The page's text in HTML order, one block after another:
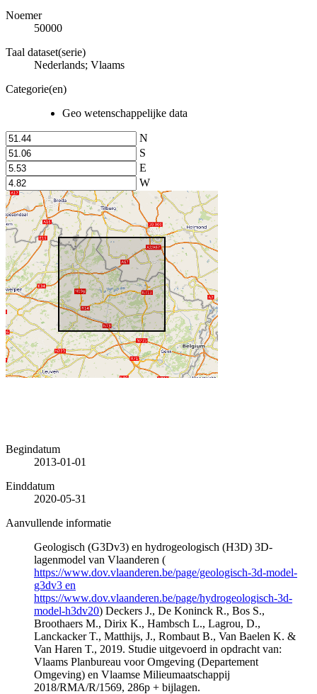
Noemer
50000
Taal dataset(serie)
Nederlands; Vlaams
Categorie(en)
Geo wetenschappelijke data
N
S
E
W
Begindatum
2013-01-01
Einddatum
2020-05-31
Aanvullende informatie
Geologisch (G3Dv3) en hydrogeologisch (H3D) 3D-
lagenmodel van Vlaanderen (
https://www.dov.vlaanderen.be/page/geologisch-3d-model-
g3dv3 en
https://www.dov.vlaanderen.be/page/hydrogeologisch-3d-
model-h3dv20) Deckers J., De Koninck R., Bos S.,
Broothaers M., Dirix K., Hambsch L., Lagrou, D.,
Lanckacker T., Matthijs, J., Rombaut B., Van Baelen K. &
Van Haren T., 2019. Studie uitgevoerd in opdracht van:
Vlaams Planbureau voor Omgeving (Departement
Omgeving) en Vlaamse Milieumaatschappij
2018/RMA/R/1569, 286p + bijlagen.